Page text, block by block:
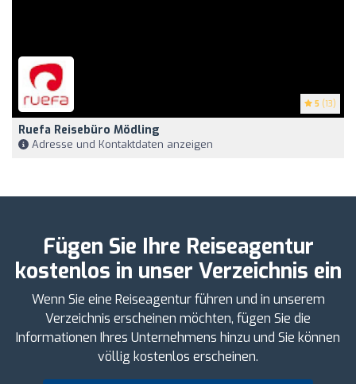
5 (13)
Ruefa Reisebüro Mödling
Adresse und Kontaktdaten anzeigen
Fügen Sie Ihre Reiseagentur
kostenlos in unser Verzeichnis ein
Wenn Sie eine Reiseagentur führen und in unserem
Verzeichnis erscheinen möchten, fügen Sie die
Informationen Ihres Unternehmens hinzu und Sie können
völlig kostenlos erscheinen.